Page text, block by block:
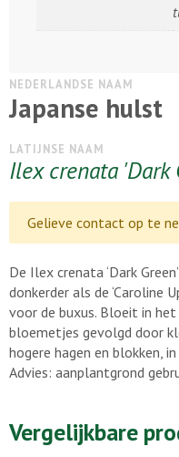
NEDERLANDSE NAAM
Japanse hulst
LATIJNSE NAAM
Ilex crenata 'Dark
Gelieve contact op te
De Ilex crenata ‘Dark
donkerder als de ‘Caroline
voor de buxus. Bloeit in
bloemetjes gevolgd door
hogere hagen en blokken,
Advies: aanplantgrond
Vergelijkbare